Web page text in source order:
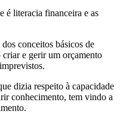
é literacia financeira e as
conceitos básicos de
criar e gerir um orçamento
dizia respeito à capacidade
conhecimento, tem vindo a